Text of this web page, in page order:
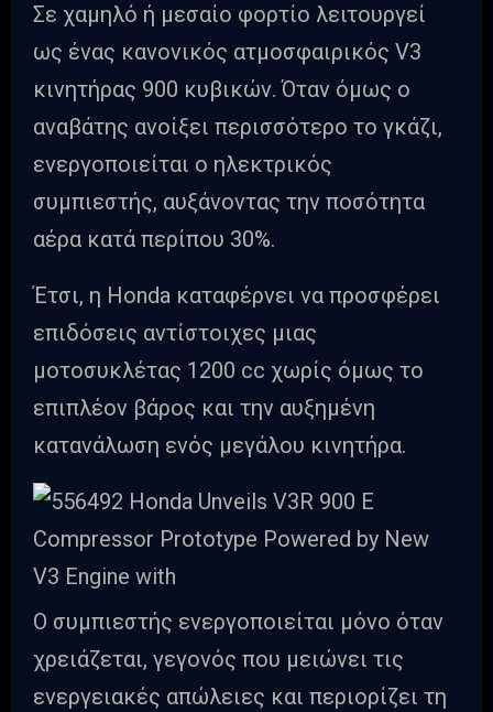
Σε χαμηλό ή μεσαίο φορτίο λειτουργεί
ως ένας κανονικός ατμοσφαιρικός V3
κινητήρας 900 κυβικών. Όταν όμως ο
αναβάτης ανοίξει περισσότερο το γκάζι,
ενεργοποιείται ο ηλεκτρικός
συμπιεστής, αυξάνοντας την ποσότητα
αέρα κατά περίπου 30%.
Έτσι, η Honda καταφέρνει να προσφέρει
επιδόσεις αντίστοιχες μιας
μοτοσυκλέτας 1200 cc χωρίς όμως το
επιπλέον βάρος και την αυξημένη
κατανάλωση ενός μεγάλου κινητήρα.
Ο συμπιεστής ενεργοποιείται μόνο όταν
χρειάζεται, γεγονός που μειώνει τις
ενεργειακές απώλειες και περιορίζει τη